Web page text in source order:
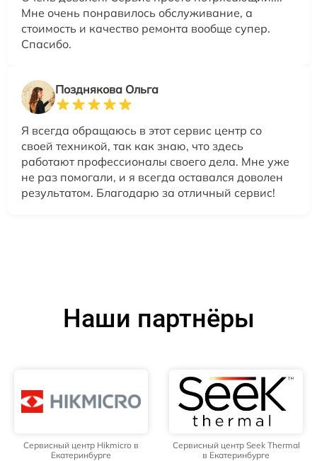
Мне очень понравилось обслуживание, а
стоимость и качество ремонта вообще супер.
Спасибо.
Позднякова Ольга
Я всегда обращаюсь в этот сервис центр со
своей техникой, так как знаю, что здесь
работают профессионалы своего дела. Мне уже
не раз помогали, и я всегда оставался доволен
результатом. Благодарю за отличный сервис!
Наши партнёры
Сервисный центр Hikmicro в
Екатеринбурге
Сервисный центр Seek Thermal
в Екатеринбурге